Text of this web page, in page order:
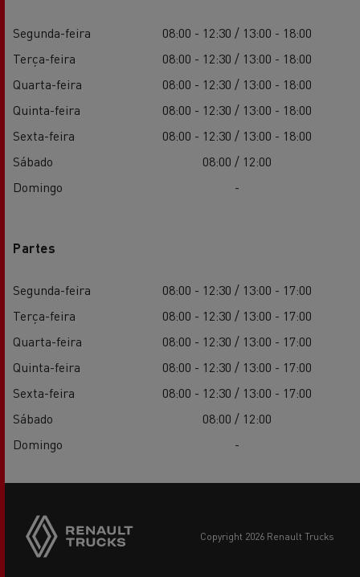
Segunda-feira
08:00 - 12:30 / 13:00 - 18:00
Terça-feira
08:00 - 12:30 / 13:00 - 18:00
Quarta-feira
08:00 - 12:30 / 13:00 - 18:00
Quinta-feira
08:00 - 12:30 / 13:00 - 18:00
Sexta-feira
08:00 - 12:30 / 13:00 - 18:00
Sábado
08:00 / 12:00
Domingo
-
Partes
Segunda-feira
08:00 - 12:30 / 13:00 - 17:00
Terça-feira
08:00 - 12:30 / 13:00 - 17:00
Quarta-feira
08:00 - 12:30 / 13:00 - 17:00
Quinta-feira
08:00 - 12:30 / 13:00 - 17:00
Sexta-feira
08:00 - 12:30 / 13:00 - 17:00
Sábado
08:00 / 12:00
Domingo
-
copyright 2026 Renault Trucks